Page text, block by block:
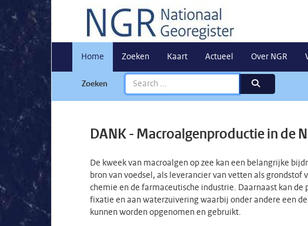
Home Zoeken Kaart Actueel Over NGR
Zoeken
DANK - Macroalgenproductie in de
De kweek van macroalgen op zee kan een belangrijke
bron van voedsel, als leverancier van vetten als
chemie en de farmaceutische industrie. Daarnaast kan de
fixatie en aan waterzuivering waarbij onder andere een
kunnen worden opgenomen en gebruikt.